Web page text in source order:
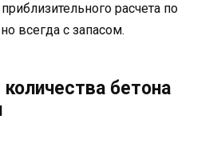
расчета по
всегда с запасом.
бетона